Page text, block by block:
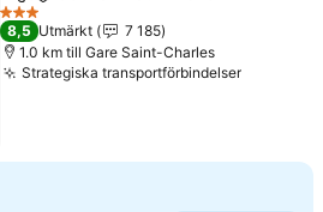
3 Stjärnor
8,5 Utmärkt
7 185
1.0 km till Gare Saint-Charles
Strategiska transportförbindelser